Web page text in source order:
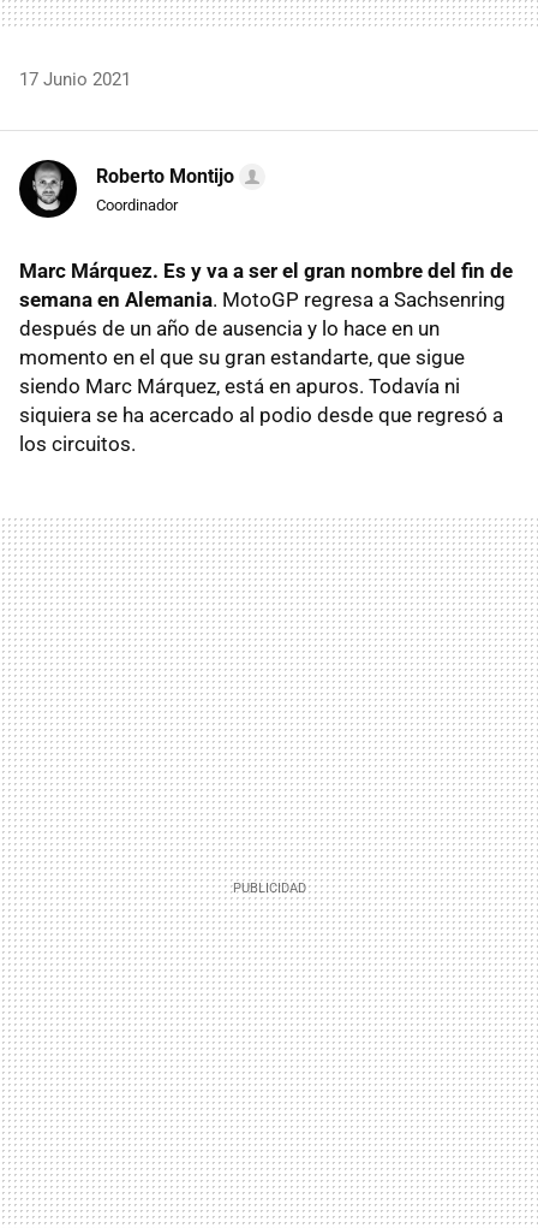
17 Junio 2021
Roberto Montijo
Coordinador
Marc Márquez. Es y va a ser el gran nombre del fin de
semana en Alemania. MotoGP regresa a Sachsenring
después de un año de ausencia y lo hace en un
momento en el que su gran estandarte, que sigue
siendo Marc Márquez, está en apuros. Todavía ni
siquiera se ha acercado al podio desde que regresó a
los circuitos.